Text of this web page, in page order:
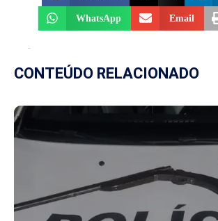
WhatsApp Email
CONTEÚDO RELACIONADO